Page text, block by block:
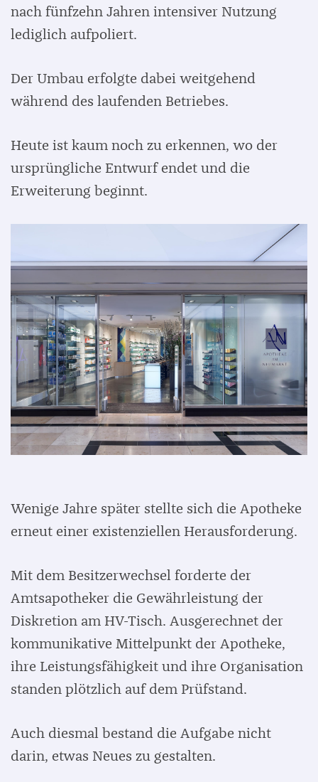
nach fünfzehn Jahren intensiver Nutzung
lediglich aufpoliert.
Der Umbau erfolgte dabei weitgehend
während des laufenden Betriebes.
Heute ist kaum noch zu erkennen, wo der
ursprüngliche Entwurf endet und die
Erweiterung beginnt.
Wenige Jahre später stellte sich die Apotheke
erneut einer existenziellen Herausforderung.
Mit dem Besitzerwechsel forderte der
Amtsapotheker die Gewährleistung der
Diskretion am HV-Tisch. Ausgerechnet der
kommunikative Mittelpunkt der Apotheke,
ihre Leistungsfähigkeit und ihre Organisation
standen plötzlich auf dem Prüfstand.
Auch diesmal bestand die Aufgabe nicht
darin, etwas Neues zu gestalten.